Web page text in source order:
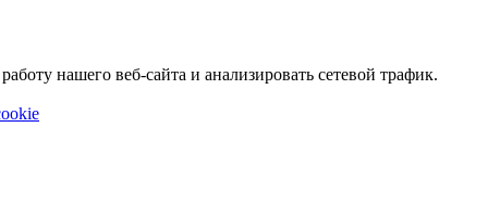
нашего веб-сайта и анализировать сетевой трафик.